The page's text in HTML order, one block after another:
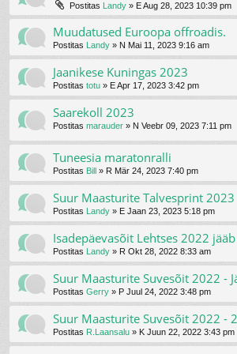
Postitas Landy » E Aug 28, 2023 10:39 pm
Muudatused Euroopa offroadis.
Postitas Landy » N Mai 11, 2023 9:16 am
Jaanikese Kuningas 2023
Postitas totu » E Apr 17, 2023 3:42 pm
Saarekoll 2023
Postitas marauder » N Veebr 09, 2023 7:11 pm
Tuneesia maratonralli
Postitas Bill » R Mär 24, 2023 7:40 pm
Suur Maasturite Talvesprint 2023
Postitas Landy » E Jaan 23, 2023 5:18 pm
Isadepäevasõit Lehtses 2022
Postitas Landy » R Okt 28, 2022 8:33 am
Suur Maasturite Suvesõit 2022 -
Postitas Gerry » P Juul 24, 2022 3:48 pm
Suur Maasturite Suvesõit 2022 -
Postitas R.Laansalu » K Juun 22, 2022 3:43 pm